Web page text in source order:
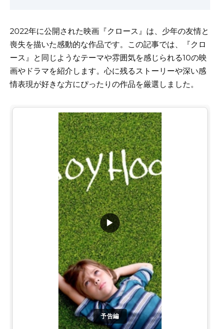
2022年に公開された映画『クロース』は、少年の友情と
喪失を描いた感動的な作品です。この記事では、『クロ
ース』と同じようなテーマや雰囲気を感じられる10の映
画やドラマを紹介します。心に残るストーリーや深い感
情表現が好きな方にぴったりの作品を厳選しました。
予告編
▶